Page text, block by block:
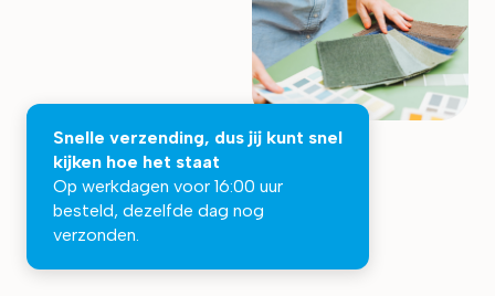
Snelle verzending, dus jij kunt snel
kijken hoe het staat
Op werkdagen voor 16:00 uur
besteld, dezelfde dag nog
verzonden.